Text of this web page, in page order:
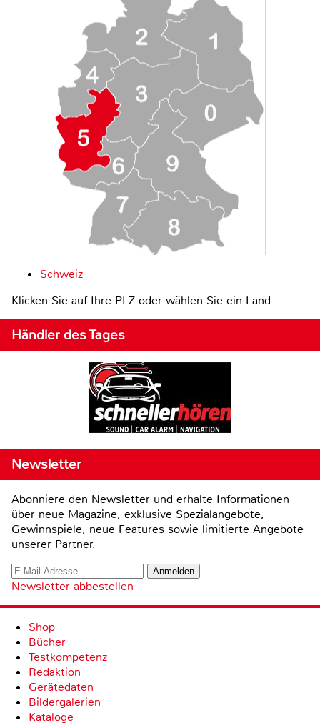
Schweiz
Klicken Sie auf Ihre PLZ oder wählen Sie ein Land
Händler des Tages
Newsletter
Abonniere den Newsletter und erhalte Informationen
über neue Magazine, exklusive Spezialangebote,
Gewinnspiele, neue Features sowie limitierte Angebote
unserer Partner.
Newsletter abbestellen
Shop
Bücher
Testkompetenz
Redaktion
Gerätedaten
Bildergalerien
Kataloge